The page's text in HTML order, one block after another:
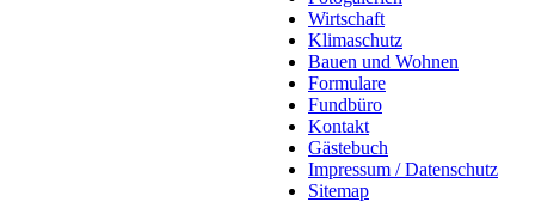
Wirtschaft
Klimaschutz
Bauen und Wohnen
Formulare
Fundbüro
Kontakt
Gästebuch
Impressum / Datenschutz
Sitemap